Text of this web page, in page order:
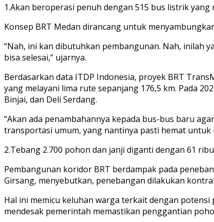
1.Akan beroperasi penuh dengan 515 bus listrik
Konsep BRT Medan dirancang untuk
“Nah, ini kan dibutuhkan pembangunan. Nah, inilah
bisa selesai,” ujarnya.
Berdasarkan data ITDP Indonesia, proyek BRT
yang melayani lima rute sepanjang 176,5 km. Pada
Binjai, dan Deli Serdang.
“Akan ada penambahannya kepada bus-bus baru
transportasi umum, yang nantinya pasti hemat untuk
2.Tebang 2.700 pohon dan janji diganti dengan 61
Pembangunan koridor BRT berdampak pada
Girsang, menyebutkan, penebangan dilakukan
Hal ini memicu keluhan warga terkait dengan
mendesak pemerintah memastikan penggantian